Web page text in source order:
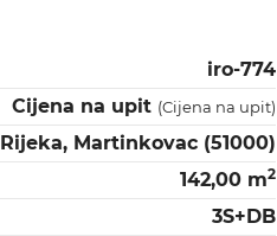
iro-774
Cijena na upit (Cijena na upit)
Rijeka, Martinkovac (51000)
142,00 m2
3S+DB